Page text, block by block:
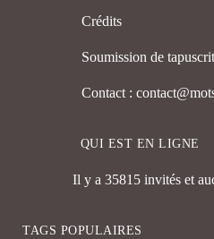
Crédits
Soumission de
Contact :
QUI EST EN LIGNE
Il y a 35815 invités et
TAGS POPULAIRES